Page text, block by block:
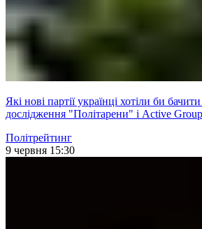
Які нові партії українці хотіли би
дослідження "Політарени" і Active Group
Політрейтинг
9 червня 15:30